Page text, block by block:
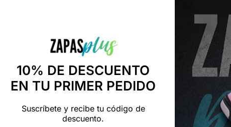
y condiciones se rigen por las leyes del lugar donde
cumplir con estos términos y condiciones. Si tienes
conditions carefully before using this website or
terms and conditions:
10% DE DESCUENTO
EN TU PRIMER PEDIDO
Suscríbete y recibe tu código de
descuento.